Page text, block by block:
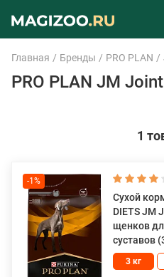
Главная Бренды PRO PLAN
PRO PLAN JM
1
-1%
Сухой
DIETS JM
щенков
суставов
3 кг